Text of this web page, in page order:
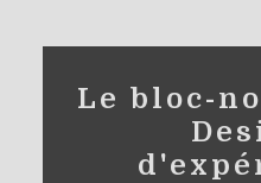
Le bloc-